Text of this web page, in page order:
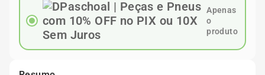
Apenas
o
produto